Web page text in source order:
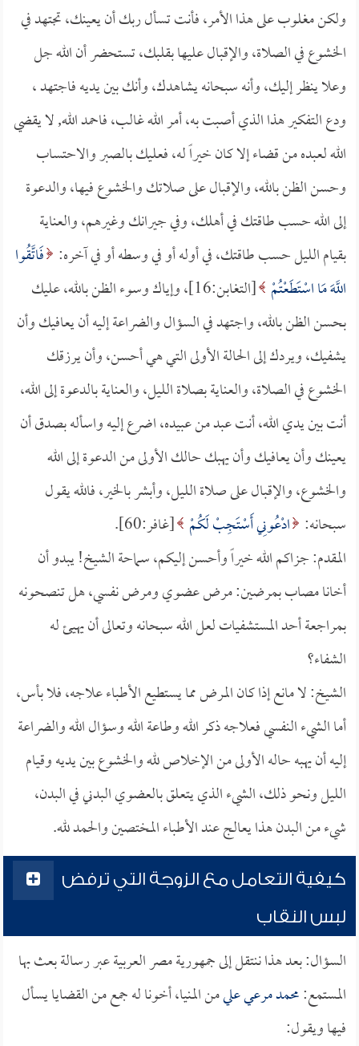
ولكن مغلوب على هذا الأمر، فأنت تسأل ربك أن يعينك، تجتهد في
الخشوع في الصلاة، والإقبال عليها بقلبك، تستحضر أن الله جل
وعلا ينظر إليك، وأنه سبحانه يشاهدك، وأنك بين يديه فاجتهد ،
ودع التفكير هذا الذي أصبت به، أمر الله غالب، فاحمد الله, لا يقضي
الله لعبده من قضاء إلا كان خيراً له، فعليك بالصبر والاحتساب
وحسن الظن بالله، والإقبال على صلاتك والخشوع فيها، والدعوة
إلى الله حسب طاقتك في أهلك، وفي جيرانك وغيرهم، والعناية
بقيام الليل حسب طاقتك، في أوله أو في وسطه أو في آخره: فَاتَّقُوا
اللَّهَ مَا اسْتَطَعْتُمْ
[التغابن:16]، وإياك وسوء الظن بالله، عليك
بحسن الظن بالله، واجتهد في السؤال والضراعة إليه أن يعافيك وأن
يشفيك، ويردك إلى الحالة الأولى التي هي أحسن، وأن يرزقك
الخشوع في الصلاة، والعناية بصلاة الليل، والعناية بالدعوة إلى الله،
أنت بين يدي الله، أنت عبد من عبيده، اضرع إليه واسأله بصدق أن
يعينك وأن يعافيك وأن يهبك حالك الأولى من الدعوة إلى الله
والخشوع، والإقبال على صلاة الليل، وأبشر بالخير، فالله يقول
سبحانه: ادْعُونِي أَسْتَجِبْ لَكُمْ [غافر:60].
المقدم: جزاكم الله خيراً وأحسن إليكم، سماحة الشيخ! يبدو أن
أخانا مصاب بمرضين: مرض عضوي ومرض نفسي، هل تنصحونه
بمراجعة أحد المستشفيات لعل الله سبحانه وتعالى أن يهيئ له
الشفاء؟
الشيخ: لا مانع إذا كان المرض مما يستطيع الأطباء علاجه، فلا بأس،
أما الشيء النفسي فعلاجه ذكر الله وطاعة الله وسؤال الله والضراعة
إليه أن يهبه حاله الأولى من الإخلاص لله والخشوع بين يديه وقيام
الليل ونحو ذلك، الشيء الذي يتعلق بالعضوي البدني في البدن،
شيء من البدن هذا يعالج عند الأطباء المختصين والحمد لله.
كيفية التعامل مع الزوجة التي ترفض
لبس النقاب
السؤال: بعد هذا ننتقل إلى جمهورية مصر العربية عبر رسالة بعث بها
المستمع:محمد مرعي عليمن المنيا، أخونا له جمع من القضايا يسأل
فيها ويقول: